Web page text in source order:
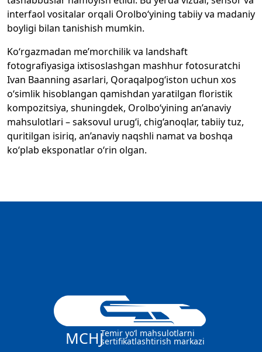
interfaol vositalar orqali Orolbo‘yining tabiiy va madaniy
boyligi bilan tanishish mumkin.
Ko‘rgazmadan me’morchilik va landshaft
fotografiyasiga ixtisoslashgan mashhur fotosuratchi
Ivan Baanning asarlari, Qoraqalpog‘iston uchun xos
o‘simlik hisoblangan qamishdan yaratilgan floristik
kompozitsiya, shuningdek, Orolbo‘yining an’anaviy
mahsulotlari – saksovul urug‘i, chig‘anoqlar, tabiiy tuz,
quritilgan isiriq, an’anaviy naqshli namat va boshqa
ko‘plab eksponatlar o‘rin olgan.
MCHJTemir yo‘l mahsulotlarni
sertifikatlashtirish markazi